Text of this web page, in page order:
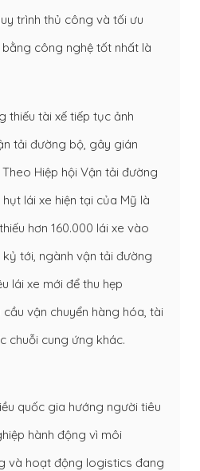
trình thủ công và tối ưu
công nghệ tốt nhất là
thiếu tài xế tiếp tục ảnh
tải đường bộ, gây gián
Hiệp hội Vận tải đường
lái xe hiện tại của Mỹ là
hơn 160.000 lái xe vào
tới, ngành vận tải đường
lái xe mới để thu hẹp
vận chuyển hàng hóa, tài
chuỗi cung ứng khác.
quốc gia hướng người tiêu
hành động vì môi
và hoạt động logistics đang